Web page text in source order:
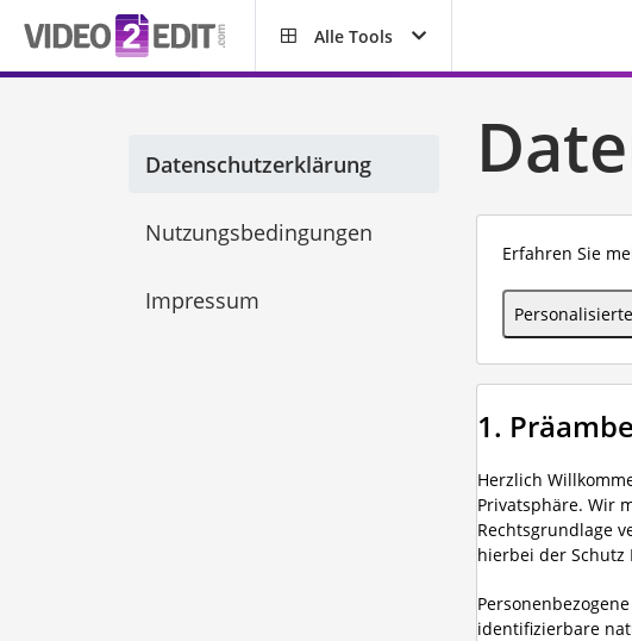
Alle Tools
Datenschutzerklärung
Nutzungsbedingungen
Impressum
Erfahren Sie
1.
Herzlich
Privatsphäre. Wir
Rechtsgrundlage
hierbei der Schutz
identifizierbare